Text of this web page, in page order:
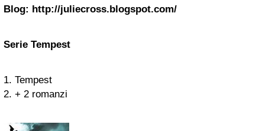
Blog: http://juliecross.blogspot.com/
Serie Tempest
1. Tempest
2. + 2 romanzi